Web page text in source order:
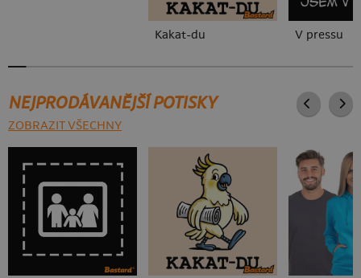
Kakat-du V pressu
NEJPRODÁVANĚJŠÍ POTISKY
ZOBRAZIT VŠECHNY